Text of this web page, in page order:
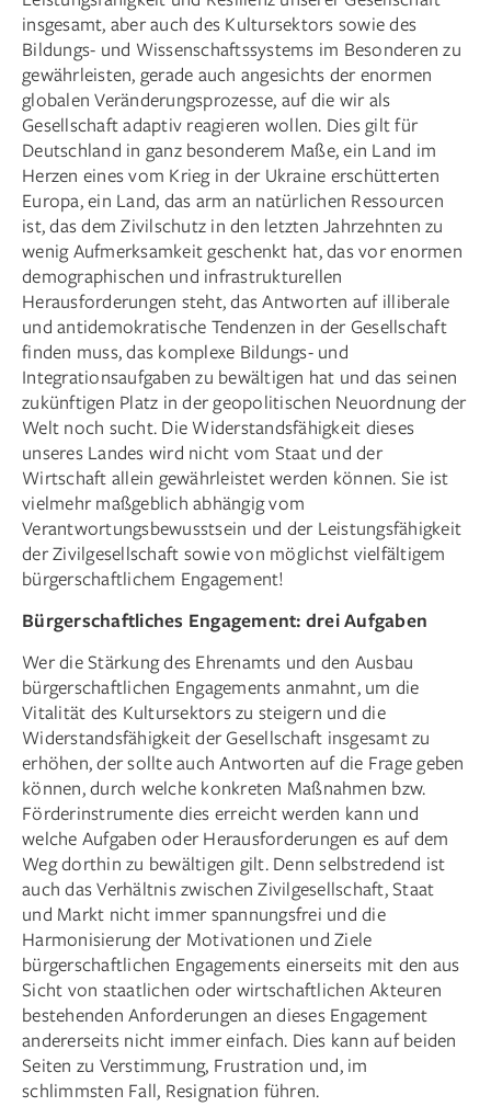
insgesamt, aber auch des Kultursektors sowie des
Bildungs- und Wissenschaftssystems im Besonderen zu
gewährleisten, gerade auch angesichts der enormen
globalen Veränderungsprozesse, auf die wir als
Gesellschaft adaptiv reagieren wollen. Dies gilt für
Deutschland in ganz besonderem Maße, ein Land im
Herzen eines vom Krieg in der Ukraine erschütterten
Europa, ein Land, das arm an natürlichen Ressourcen
ist, das dem Zivilschutz in den letzten Jahrzehnten zu
wenig Aufmerksamkeit geschenkt hat, das vor enormen
demographischen und infrastrukturellen
Herausforderungen steht, das Antworten auf illiberale
und antidemokratische Tendenzen in der Gesellschaft
finden muss, das komplexe Bildungs- und
Integrationsaufgaben zu bewältigen hat und das seinen
zukünftigen Platz in der geopolitischen Neuordnung der
Welt noch sucht. Die Widerstandsfähigkeit dieses
unseres Landes wird nicht vom Staat und der
Wirtschaft allein gewährleistet werden können. Sie ist
vielmehr maßgeblich abhängig vom
Verantwortungsbewusstsein und der Leistungsfähigkeit
der Zivilgesellschaft sowie von möglichst vielfältigem
bürgerschaft­lichem Engagement!
Bürgerschaftliches Engagement: drei Aufgaben
Wer die Stärkung des Ehrenamts und den Ausbau
bürgerschaftlichen Engagements anmahnt, um die
Vitalität des Kultursektors zu steigern und die
Widerstandsfähigkeit der Gesellschaft insgesamt zu
erhöhen, der sollte auch Antworten auf die Frage geben
können, durch welche konkreten Maßnahmen bzw.
Förderinstrumente dies erreicht werden kann und
welche Aufgaben oder Herausforderungen es auf dem
Weg dorthin zu bewältigen gilt. Denn selbstredend ist
auch das Verhältnis zwischen Zivilgesellschaft, Staat
und Markt nicht immer spannungsfrei und die
Harmonisierung der Motivationen und Ziele
bürgerschaft­lichen Engagements einerseits mit den aus
Sicht von staatlichen oder wirtschaftlichen Akteuren
bestehenden Anforderungen an dieses Engagement
andererseits nicht immer einfach. Dies kann auf beiden
Seiten zu Verstimmung, Frustration und, im
schlimmsten Fall, Resignation führen.